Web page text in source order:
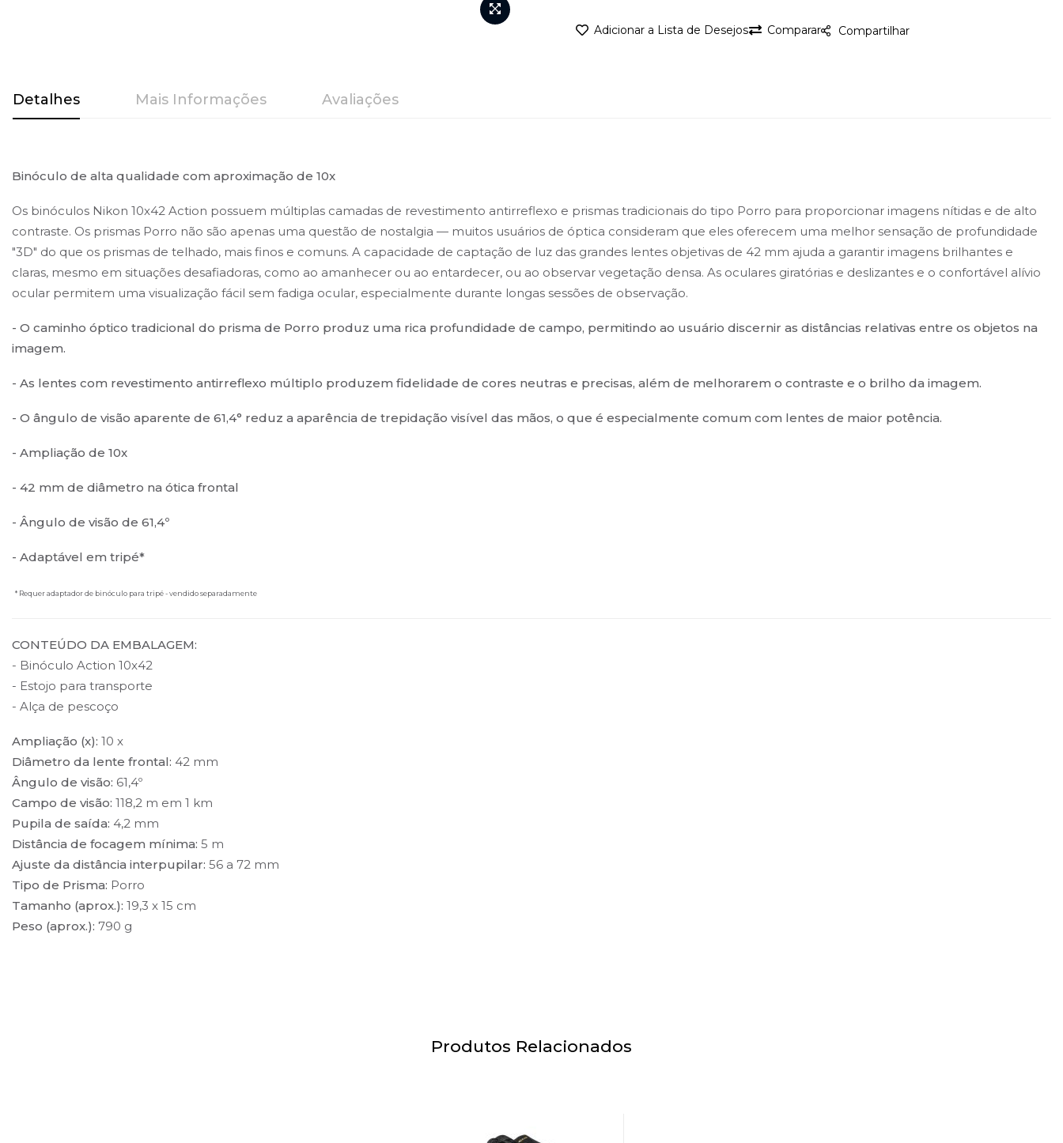
de
Adicionar a Lista de Desejos Comparar Compartilhar
Detalhes
Binóculo de alta qualidade com aproximação de 10x
Os binóculos Nikon 10x42 Action possuem múltiplas camadas de revestimento antirreflexo e prismas tradicionais do tipo Porro para proporcionar imagens nítidas e de alto
contraste. Os prismas Porro não são apenas uma questão de nostalgia — muitos usuários de óptica consideram que eles oferecem uma melhor sensação de profundidade
"3D" do que os prismas de telhado, mais finos e comuns. A capacidade de captação de luz das grandes lentes objetivas de 42 mm ajuda a garantir imagens brilhantes e
claras, mesmo em situações desafiadoras, como ao amanhecer ou ao entardecer, ou ao observar vegetação densa. As oculares giratórias e deslizantes e o confortável alívio
ocular permitem uma visualização fácil sem fadiga ocular, especialmente durante longas sessões de observação.
- O caminho óptico tradicional do prisma de Porro produz uma rica profundidade de campo, permitindo ao usuário discernir as distâncias relativas entre os objetos na
imagem.
- As lentes com revestimento antirreflexo múltiplo produzem fidelidade de cores neutras e precisas, além de melhorarem o contraste e o brilho da imagem.
- O ângulo de visão aparente de 61,4° reduz a aparência de trepidação visível das mãos, o que é especialmente comum com lentes de maior potência.
- Ampliação de 10x
- 42 mm de diâmetro na ótica frontal
- Ângulo de visão de 61,4º
- Adaptável em tripé*
* Requer adaptador de binóculo para tripé - vendido separadamente
CONTEÚDO DA EMBALAGEM:
- Binóculo Action 10x42
- Estojo para transporte
- Alça de pescoço
Ampliação (x): 10 x
Diâmetro da lente frontal: 42 mm
Ângulo de visão: 61,4º
Campo de visão: 118,2 m em 1 km
Pupila de saída: 4,2 mm
Distância de focagem mínima: 5 m
Ajuste da distância interpupilar: 56 a 72 mm
Tipo de Prisma: Porro
Tamanho (aprox.): 19,3 x 15 cm
Peso (aprox.): 790 g
Mais Informações Avaliações
Produtos Relacionados